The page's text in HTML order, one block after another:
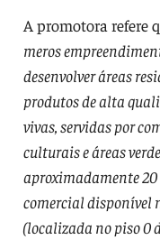
A promotora refere
meros
desenvolver áreas
produtos de alta
vivas, servidas por
culturais e áreas
aproximadamente
comercial disponível
(localizada no piso 0